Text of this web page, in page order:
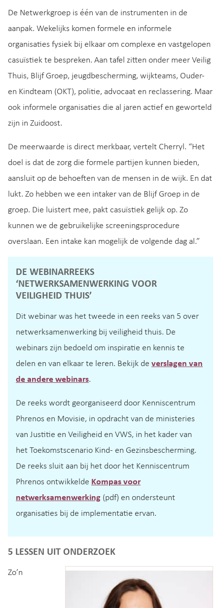
De Netwerkgroep is één van de instrumenten in de
aanpak. Wekelijks komen formele en informele
organisaties fysiek bij elkaar om complexe en vastgelopen
casuïstiek te bespreken. Aan tafel zitten onder meer Veilig
Thuis, Blijf Groep, jeugdbescherming, wijkteams, Ouder-
en Kindteam (OKT), politie, advocaat en reclassering. Maar
ook informele organisaties die al jaren actief en geworteld
zijn in Zuidoost.
De meerwaarde is direct merkbaar, vertelt Cherryl. “Het
doel is dat de zorg die formele partijen kunnen bieden,
aansluit op de behoeften van de mensen in de wijk. En dat
lukt. Zo hebben we een intaker van de Blijf Groep in de
groep. Die luistert mee, pakt casuïstiek gelijk op. Zo
kunnen we de gebruikelijke screeningsprocedure
overslaan. Een intake kan mogelijk de volgende dag al.”
DE WEBINARREEKS
‘NETWERKSAMENWERKING VOOR
VEILIGHEID THUIS’
Dit webinar was het tweede in een reeks van 5 over
netwerksamenwerking bij veiligheid thuis. De
webinars zijn bedoeld om inspiratie en kennis te
delen en van elkaar te leren. Bekijk de verslagen van
de andere webinars.
De reeks wordt georganiseerd door Kenniscentrum
Phrenos en Movisie, in opdracht van de ministeries
van Justitie en Veiligheid en VWS, in het kader van
het Toekomstscenario Kind- en Gezinsbescherming.
De reeks sluit aan bij het door het Kenniscentrum
Phrenos ontwikkelde Kompas voor
netwerksamenwerking (pdf) en ondersteunt
organisaties bij de implementatie ervan.
5 LESSEN UIT ONDERZOEK
Zo’n